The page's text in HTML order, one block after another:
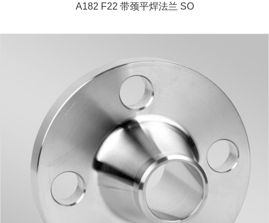
A182 F22 带颈平焊法兰 SO